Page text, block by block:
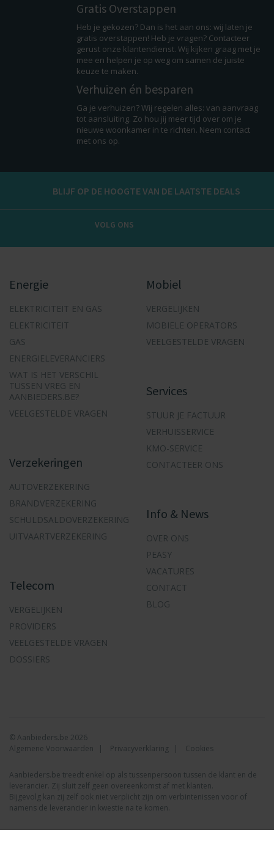
Gratis Overstappen
Heb je gekozen? Dan is het aan ons: wij laten je
gratis overstappen! Heb je vragen? Contacteer
gerust onze klantendienst. Wij kijken graag met je
mee en helpen je op weg om samen de juiste
keuze te maken.
Verhuizen én besparen
Ga je verhuizen? Wij regelen alles: van aanvraag
tot aansluiting. Zo hou jij meer tijd over om je
nieuwe woonkamer in te richten. Neem contact
met ons op.
BLIJF OP DE HOOGTE VAN DE LAATSTE DEALS
VOLG ONS
Energie
ELEKTRICITEIT EN GAS
ELEKTRICITEIT
GAS
ENERGIELEVERANCIERS
WAT IS HET VERSCHIL
TUSSEN VREG EN
AANBIEDERS.BE?
VEELGESTELDE VRAGEN
Verzekeringen
AUTOVERZEKERING
BRANDVERZEKERING
SCHULDSALDOVERZEKERING
UITVAARTVERZEKERING
Telecom
VERGELIJKEN
PROVIDERS
VEELGESTELDE VRAGEN
DOSSIERS
Mobiel
VERGELIJKEN
MOBIELE OPERATORS
VEELGESTELDE VRAGEN
Services
STUUR JE FACTUUR
VERHUISSERVICE
KMO-SERVICE
CONTACTEER ONS
Info & News
OVER ONS
PEASY
VACATURES
CONTACT
BLOG
© Aanbieders.be 2026
Algemene Voorwaarden
Privacyverklaring Cookies
Aanbieders.be treedt enkel op als tussenpersoon tussen de klant en de
leverancier. Zij sluit zelf geen overeenkomst af met klanten.
Bijgevolg kan zij zelf ook niet verplicht zijn om verbintenissen voor of
namens de leverancier in kwestie na te komen.